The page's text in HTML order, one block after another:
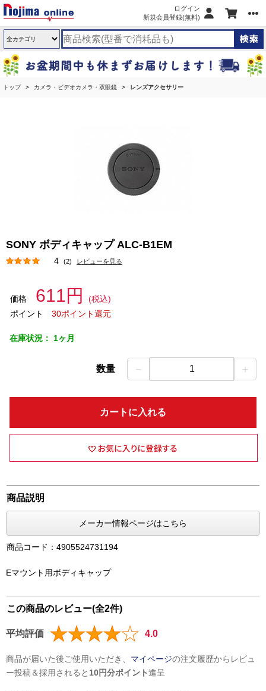
ログイン
新規会員登録(無料)
トップ カメラ・ビデオカメラ・双眼鏡 レンズアクセサリー
SONY ボディキャップ ALC-B1EM
4 (2) レビューを見る
価格 611円
(税込)
ポイント
30ポイント還元
在庫状況： 1ヶ月
数量 － 1 ＋
カートに入れる
商品説明
メーカー情報ページはこちら
商品コード：4905524731194
Eマウント用ボディキャップ
この商品のレビュー(全2件)
平均評価 4.0
商品が届いた後ご使用いただき、 マイページの注文履歴からレビュ
ー投稿＆採用されると 10円分ポイント進呈